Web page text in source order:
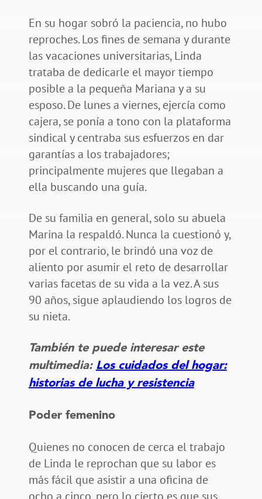
En su hogar sobró la paciencia, no hubo
reproches. Los fines de semana y durante
las vacaciones universitarias, Linda
trataba de dedicarle el mayor tiempo
posible a la pequeña Mariana y a su
esposo. De lunes a viernes, ejercía como
cajera, se ponía a tono con la plataforma
sindical y centraba sus esfuerzos en dar
garantías a los trabajadores;
principalmente mujeres que llegaban a
ella buscando una guía.
De su familia en general, solo su abuela
Marina la respaldó. Nunca la cuestionó y,
por el contrario, le brindó una voz de
aliento por asumir el reto de desarrollar
varias facetas de su vida a la vez. A sus
90 años, sigue aplaudiendo los logros de
su nieta.
También te puede interesar este
multimedia: Los cuidados del hogar:
historias de lucha y resistencia
Poder femenino
Quienes no conocen de cerca el trabajo
de Linda le reprochan que su labor es
más fácil que asistir a una oficina de
ocho a cinco, pero lo cierto es que sus